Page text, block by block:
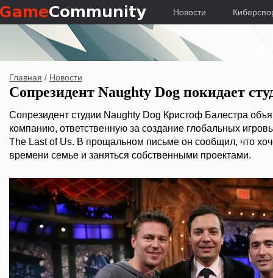
Новости
Главная / Новости
Сопрезидент Naughty Dog покидает
Сопрезидент студии Naughty Dog Кристоф Балестра
компанию, ответственную за создание глобальных
The Last of Us. В прощальном письме он сообщил, что
времени семье и заняться собственными проектами.